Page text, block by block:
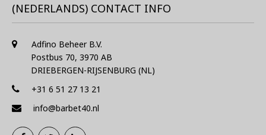
(NEDERLANDS) CONTACT INFO
Adfino Beheer B.V.
Postbus 70, 3970 AB
DRIEBERGEN-RIJSENBURG (NL)
+31 6 51 27 13 21
info@barbet40.nl